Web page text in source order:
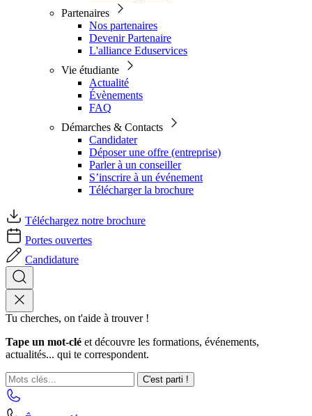
Partenaires
Nos partenaires
Devenir Partenaire
L'alliance Eduservices
Vie étudiante
Actualité
Évènements
FAQ
Démarches & Contacts
Candidater
Déposer une offre (entreprise)
Parler à un conseiller
S’inscrire à un événement
Télécharger la brochure
Téléchargez notre brochure
Portes ouvertes
Candidature
Tu cherches, on t'aide à trouver !
Tape un mot-clé et découvre les formations, événements,
actualités... qui te correspondent.
C'est parti !